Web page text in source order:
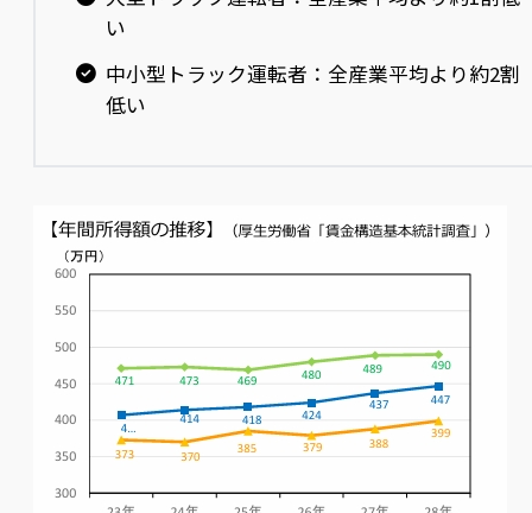
い
中小型トラック運転者：全産業平均より約2割
低い